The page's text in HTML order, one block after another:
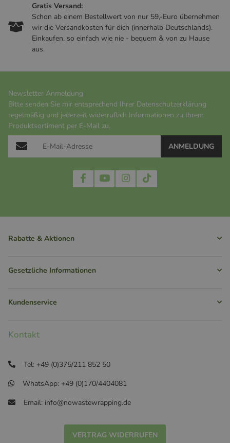
Gratis Versand:
Schon ab einem Bestellwert von nur 59,-Euro übernehmen
wir die Versandkosten für dich (innerhalb Deutschlands).
Einkaufen, so einfach wie nie - bequem & von zu Hause
aus.
Newsletter Anmeldung
Bitte senden Sie mir entsprechend Ihrer Datenschutzerklärung
regelmäßig und jederzeit widerruflich Informationen zu Ihrem
Produktsortiment per E-Mail zu.
ANMELDUNG
Rabatte & Aktionen
Gesetzliche Informationen
Kundenservice
Kontakt
Tel: +49 (0)375/211 852 50
WhatsApp: +49 (0)170/4404081
Email: info@nowastewrapping.de
VERTRAG WIDERRUFEN